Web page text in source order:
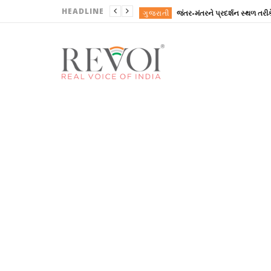
HEADLINE ગુજરાતી
ગુજરાતી
ગુજરાતી